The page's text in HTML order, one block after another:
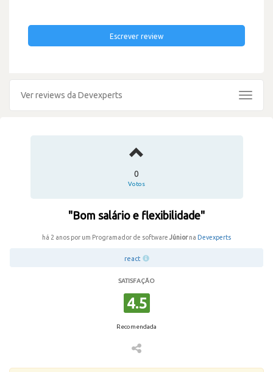
Escrever review
Ver reviews da Devexperts
Toggle
0
Votos
"Bom salário e flexibilidade"
há 2 anos por um Programador de software Júniorna Devexperts
react
SATISFAÇÃO
4.5
Recomendada